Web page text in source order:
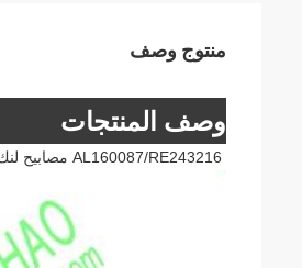
منتوج وصف
وصف المنتجات
AL160087/RE243216 مصابيح لنك-آر إتش غير مدعومة لنماذج جرارات جي دي:1204,1354،5036C،5039C،5042C،5045E،5065E5615,5715